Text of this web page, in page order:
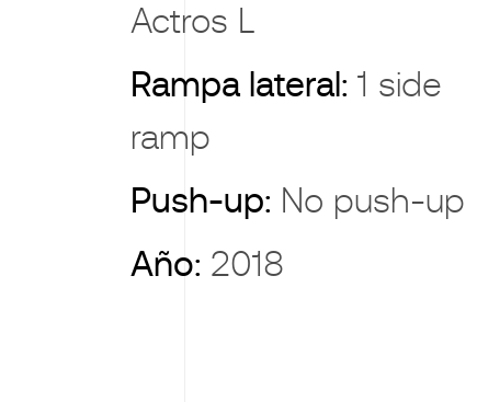
Actros L
Rampa lateral: 1 side
ramp
Push-up: No push-up
Año: 2018